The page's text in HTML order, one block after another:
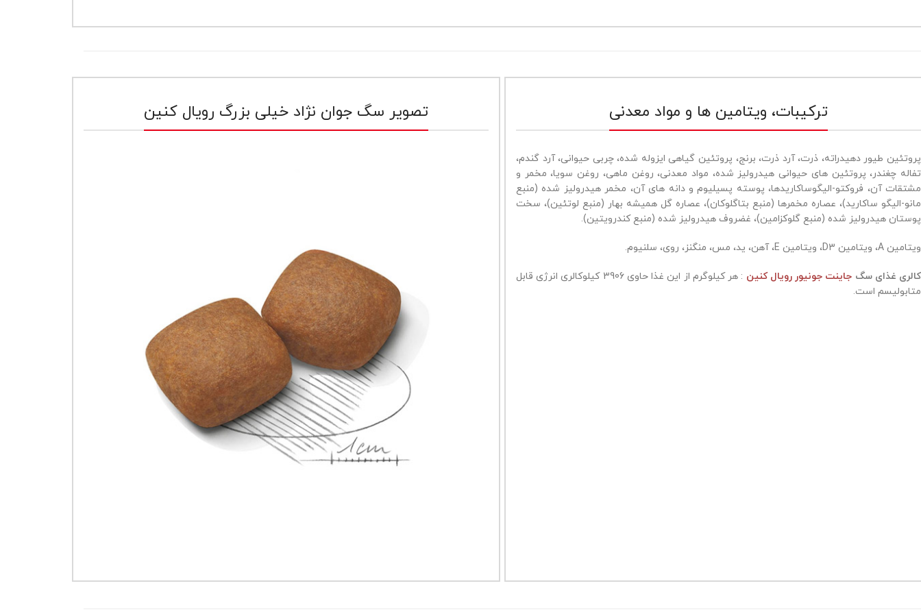
ترکیبات، ویتامین ها و مواد معدنی
پروتئین طیور دهیدراته، ذرت، آرد ذرت، برنج، پروتئین گیاهی ایزوله شده، چربی حیوانی، آرد گندم،
تفاله چغندر، پروتئین های حیوانی هیدرولیز شده، مواد معدنی، روغن ماهی، روغن سویا، مخمر و
مشتقات آن، فروکتو-الیگوساکاریدها، پوسته پسیلیوم و دانه های آن، مخمر هیدرولیز شده (منبع
مانو-الیگو ساکارید)، عصاره مخمرها (منبع بتاگلوکان)، عصاره گل همیشه بهار (منبع لوتئین)، سخت
پوستان هیدرولیز شده (منبع گلوکزامین)، غضروف هیدرولیز شده (منبع کندرویتین).
ویتامین A، ویتامین D3، ویتامین E، آهن، ید، مس، منگنز، روی، سلنیوم.
کالری غذای سگ جاینت جونیور رویال کنین
: هر کیلوگرم از این غذا حاوی 3906 کیلوکالری انرژی قابل
متابولیسم است.
تصویر سگ جوان نژاد خیلی بزرگ رویال کنین